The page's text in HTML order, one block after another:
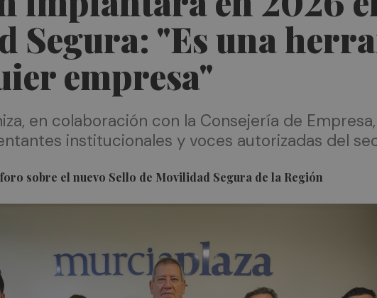
Segura: "Es una
empresa"
en colaboración con la Consejería de
institucionales y voces autorizadas del
sobre el nuevo Sello de Movilidad Segura de la Región